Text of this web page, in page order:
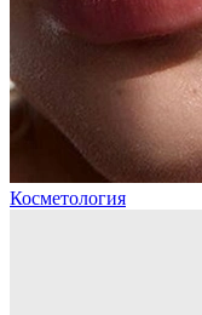
Косметология